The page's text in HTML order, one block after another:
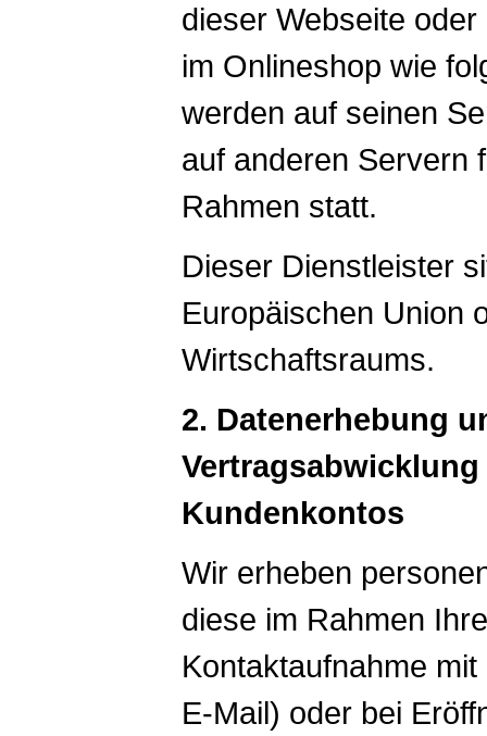
dieser Webseite
im Onlineshop wie
werden auf seinen
auf anderen Servern
Rahmen statt.
Dieser Dienstleister
Europäischen Union
Wirtschaftsraums.
2. Datenerhebung
Kundenkontos
Wir erheben
diese im Rahmen
Kontaktaufnahme
E-Mail) oder bei